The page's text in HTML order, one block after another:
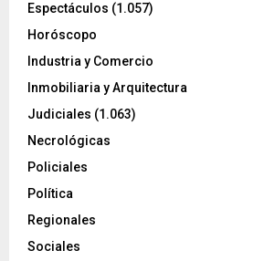
Espectáculos (1.057)
Horóscopo
Industria y Comercio
Inmobiliaria y Arquitectura
Judiciales (1.063)
Necrológicas
Policiales
Política
Regionales
Sociales